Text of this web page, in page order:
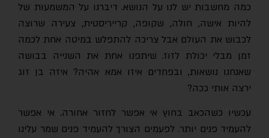
כמה מחשבות יש לנו על הנושא. דיברנו על המשמעות של
להיות אישה, חולה, שקופה, קרייריסטית, צעירה שרוצה
לכבוש את העולם אבל צריכה להתפלש במיטה אחת לכמה
זמן מבלי יכולת לזוז. שיתפנו אחת את השנייה בבושה
שאנחנו נושאות, ובפחדים איזו אמא אהיה? איזה בן זוג
ירצה אותי ככה?
עכשיו כשהכאב בחוץ אי אפשר לחזור אחורה. אי אפשר
להעמיד פנים יותר. לפעמים הצורך להעמיד פנים שמר עלינו